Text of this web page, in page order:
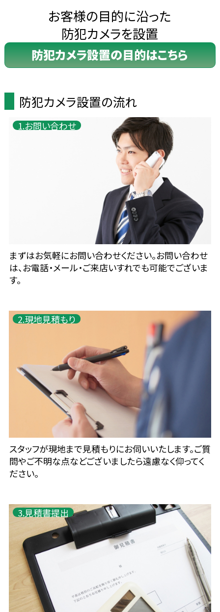
お客様の目的に沿った
防犯カメラを設置
防犯カメラ設置の目的はこちら
防犯カメラ設置の流れ
1.お問い合わせ
まずはお気軽にお問い合わせください。お問い合わせ
は、お電話・メール・ご来店いすれでも可能でございま
す。
2.現地見積もり
スタッフが現地まで見積もりにお伺いいたします。ご質
問やご不明な点などございましたら遠慮なく仰ってく
ださい。
3.見積書提出